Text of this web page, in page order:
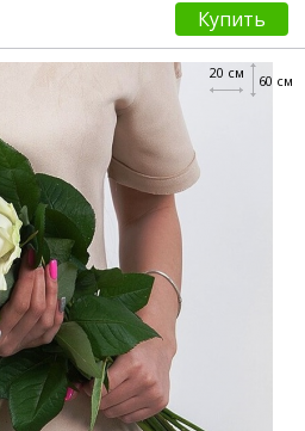
Купить
60 см
20 см